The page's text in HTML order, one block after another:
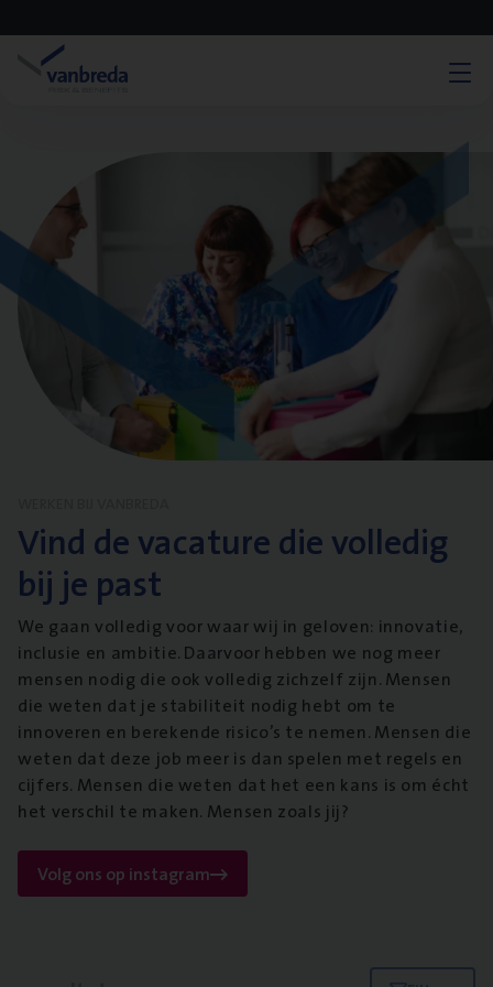
Vind de vacature die volledig
bij je past
We gaan volledig voor waar wij in geloven: innovatie,
inclusie en ambitie. Daarvoor hebben we nog meer
mensen nodig die ook volledig zichzelf zijn. Mensen
die weten dat je stabiliteit nodig hebt om te
innoveren en berekende risico’s te nemen. Mensen die
weten dat deze job meer is dan spelen met regels en
cijfers. Mensen die weten dat het een kans is om écht
het verschil te maken. Mensen zoals jij?
Volg ons op instagram